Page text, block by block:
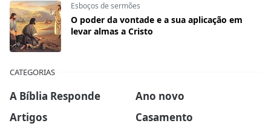
Esboços de sermões
O poder da vontade e a sua aplicação em
levar almas a Cristo
CATEGORIAS
A Bíblia Responde
Ano novo
Artigos
Casamento